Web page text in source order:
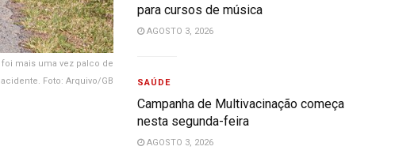
mais uma vez palco de
acidente. Foto: Arquivo/GB
para cursos de música
AGOSTO 3, 2026
SAÚDE
Campanha de Multivacinação começa
nesta segunda-feira
AGOSTO 3, 2026